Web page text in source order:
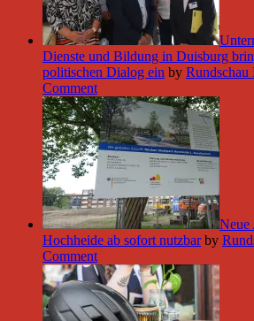
Dienste und Bildung in Duisburg
politischen Dialog ein by Rundschau
Comment
Neue
Hochheide ab sofort nutzbar by
Comment